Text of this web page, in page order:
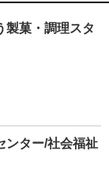
製菓・調理スタ
ンター/社会福祉